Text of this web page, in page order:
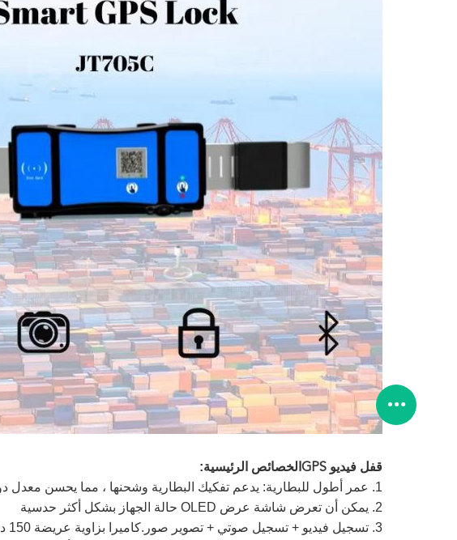
قفل فيديو GPS
الخصائص الرئيسية:
1. عمر أطول للبطارية: يدعم تفكيك البطارية وشحنها ، مما يحسن معدل دوران البطارية السريع ويوفر وقت الانتظار للشحن ؛
2. يمكن أن تعرض شاشة عرض OLED حالة الجهاز بشكل أكثر حدسية
3. تسجيل فيديو + تسجيل صوتي + تصوير صور.كاميرا بزاوية عريضة 150 درجة ، يمكنها تسجيل الشخص وباب الحاوية في نفس الوقت.